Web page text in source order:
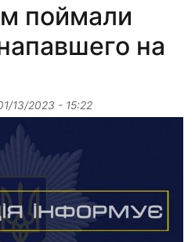
поймали
на
13/2023 - 15:22